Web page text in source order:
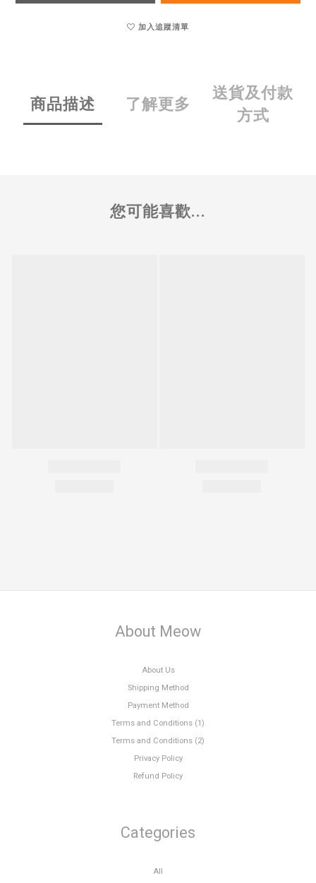
加入追蹤清單
商品描述 了解更多
送貨及付款
方式
您可能喜歡...
About Meow
About Us
Shipping Method
Payment Method
Terms and Conditions (1)
Terms and Conditions (2)
Privacy Policy
Refund Policy
Categories
All